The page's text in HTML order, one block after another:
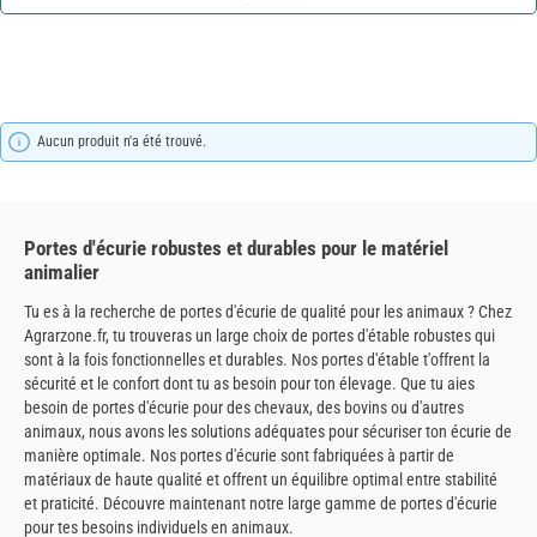
Aucun produit n'a été trouvé.
Portes d'écurie robustes et durables pour le matériel
animalier
Tu es à la recherche de portes d'écurie de qualité pour les animaux ? Chez
Agrarzone.fr, tu trouveras un large choix de portes d'étable robustes qui
sont à la fois fonctionnelles et durables. Nos portes d'étable t'offrent la
sécurité et le confort dont tu as besoin pour ton élevage. Que tu aies
besoin de portes d'écurie pour des chevaux, des bovins ou d'autres
animaux, nous avons les solutions adéquates pour sécuriser ton écurie de
manière optimale. Nos portes d'écurie sont fabriquées à partir de
matériaux de haute qualité et offrent un équilibre optimal entre stabilité
et praticité. Découvre maintenant notre large gamme de portes d'écurie
pour tes besoins individuels en animaux.